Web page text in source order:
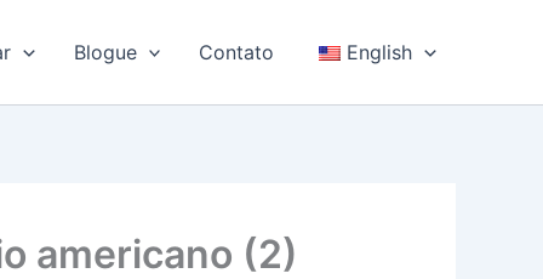
Blogue Contato English
americano (2)